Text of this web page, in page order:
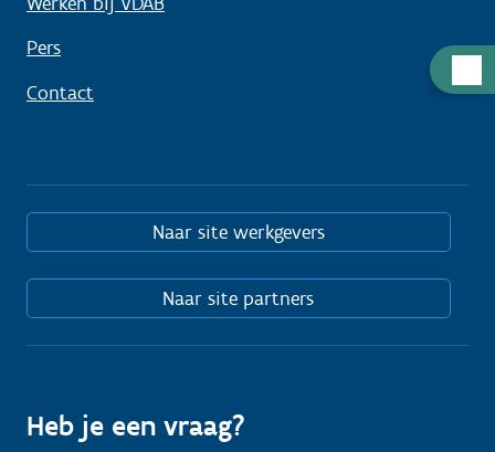
Pers
Contact
Naar site werkgevers
Naar site partners
Heb je een vraag?